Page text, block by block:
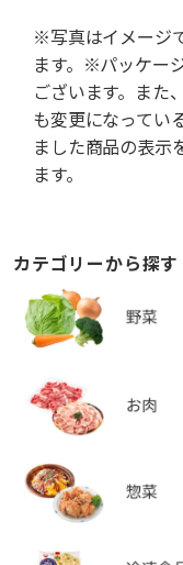
※写真はイメージ
ます。※パッケー
ございます。また
も変更になってい
ました商品の表示
ます。
カテゴリーから探す